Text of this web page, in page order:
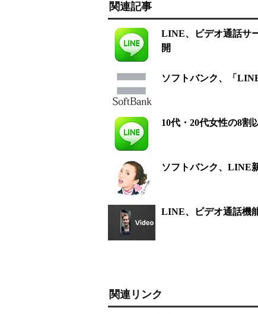
関連記事
LINE、ビデオ通話サ
開
ソフトバンク、「
10代・20代女性の8
ソフトバンク、LINE
LINE、ビデオ通話機
関連リンク